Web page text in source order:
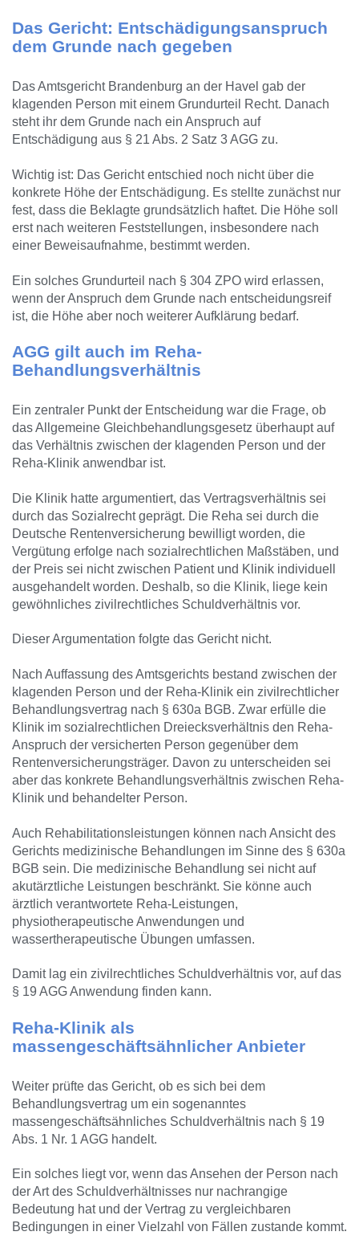
Das Gericht: Entschädigungsanspruch
dem Grunde nach gegeben
Das Amtsgericht Brandenburg an der Havel gab der
klagenden Person mit einem Grundurteil Recht. Danach
steht ihr dem Grunde nach ein Anspruch auf
Entschädigung aus § 21 Abs. 2 Satz 3 AGG zu.
Wichtig ist: Das Gericht entschied noch nicht über die
konkrete Höhe der Entschädigung. Es stellte zunächst nur
fest, dass die Beklagte grundsätzlich haftet. Die Höhe soll
erst nach weiteren Feststellungen, insbesondere nach
einer Beweisaufnahme, bestimmt werden.
Ein solches Grundurteil nach § 304 ZPO wird erlassen,
wenn der Anspruch dem Grunde nach entscheidungsreif
ist, die Höhe aber noch weiterer Aufklärung bedarf.
AGG gilt auch im Reha-
Behandlungsverhältnis
Ein zentraler Punkt der Entscheidung war die Frage, ob
das Allgemeine Gleichbehandlungsgesetz überhaupt auf
das Verhältnis zwischen der klagenden Person und der
Reha-Klinik anwendbar ist.
Die Klinik hatte argumentiert, das Vertragsverhältnis sei
durch das Sozialrecht geprägt. Die Reha sei durch die
Deutsche Rentenversicherung bewilligt worden, die
Vergütung erfolge nach sozialrechtlichen Maßstäben, und
der Preis sei nicht zwischen Patient und Klinik individuell
ausgehandelt worden. Deshalb, so die Klinik, liege kein
gewöhnliches zivilrechtliches Schuldverhältnis vor.
Dieser Argumentation folgte das Gericht nicht.
Nach Auffassung des Amtsgerichts bestand zwischen der
klagenden Person und der Reha-Klinik ein zivilrechtlicher
Behandlungsvertrag nach § 630a BGB. Zwar erfülle die
Klinik im sozialrechtlichen Dreiecksverhältnis den Reha-
Anspruch der versicherten Person gegenüber dem
Rentenversicherungsträger. Davon zu unterscheiden sei
aber das konkrete Behandlungsverhältnis zwischen Reha-
Klinik und behandelter Person.
Auch Rehabilitationsleistungen können nach Ansicht des
Gerichts medizinische Behandlungen im Sinne des § 630a
BGB sein. Die medizinische Behandlung sei nicht auf
akutärztliche Leistungen beschränkt. Sie könne auch
ärztlich verantwortete Reha-Leistungen,
physiotherapeutische Anwendungen und
wassertherapeutische Übungen umfassen.
Damit lag ein zivilrechtliches Schuldverhältnis vor, auf das
§ 19 AGG Anwendung finden kann.
Reha-Klinik als
massengeschäftsähnlicher Anbieter
Weiter prüfte das Gericht, ob es sich bei dem
Behandlungsvertrag um ein sogenanntes
massengeschäftsähnliches Schuldverhältnis nach § 19
Abs. 1 Nr. 1 AGG handelt.
Ein solches liegt vor, wenn das Ansehen der Person nach
der Art des Schuldverhältnisses nur nachrangige
Bedeutung hat und der Vertrag zu vergleichbaren
Bedingungen in einer Vielzahl von Fällen zustande kommt.